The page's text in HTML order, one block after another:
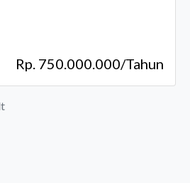
Rp. 750.000.000/Tahun